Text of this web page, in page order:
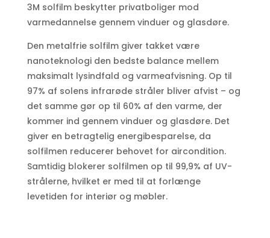
3M solfilm beskytter privatboliger mod
varmedannelse gennem vinduer og glasdøre.
Den metalfrie solfilm giver takket være
nanoteknologi den bedste balance mellem
maksimalt lysindfald og varmeafvisning. Op til
97% af solens infrarøde stråler bliver afvist – og
det samme gør op til 60% af den varme, der
kommer ind gennem vinduer og glasdøre. Det
giver en betragtelig energibesparelse, da
solfilmen reducerer behovet for aircondition.
Samtidig blokerer solfilmen op til 99,9% af UV-
strålerne, hvilket er med til at forlænge
levetiden for interiør og møbler.